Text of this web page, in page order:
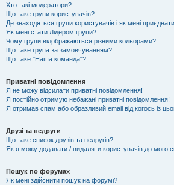
Хто такі модератори?
Що таке групи користувачів?
Де знаходяться групи користувачів і як мені
Як мені стати Лідером групи?
Чому групи відображаються різними кольорами?
Що таке група за замовчуванням?
Що таке "Наша команда"?
Приватні повідомлення
Я не можу відсилати приватні повідомлення!
Я постійно отримую небажані приватні повідомлення!
Я отримав спам або образливий email від когось із
Друзі та недруги
Що таке список друзів та недругів?
Як я можу додавати / видаляти користувачів до мого
Пошук по форумах
Як мені здійснити пошук на форумі?